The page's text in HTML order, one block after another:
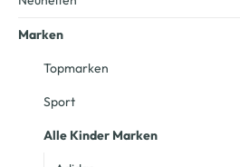
Marken
Topmarken
Sport
Alle Kinder Marken